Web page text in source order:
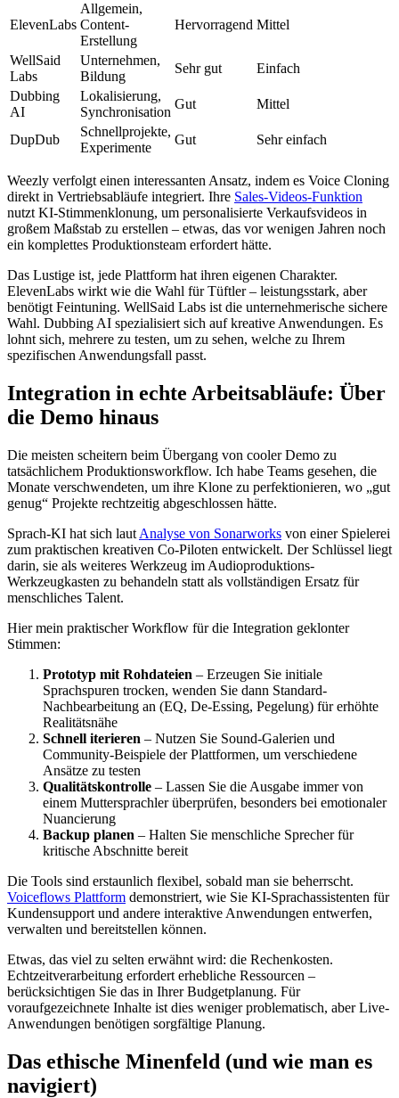
ElevenLabs
Allgemein,
Content-
Erstellung
Hervorragend Mittel
WellSaid
Labs
Unternehmen,
Bildung
Sehr gut
Einfach
Dubbing
AI
Lokalisierung,
Synchronisation
Gut Mittel
DupDub
Schnellprojekte,
Experimente
Gut Sehr einfach
Weezly verfolgt einen interessanten Ansatz, indem es Voice Cloning
direkt in Vertriebsabläufe integriert. Ihre Sales-Videos-Funktion
nutzt KI-Stimmenklonung, um personalisierte Verkaufsvideos in
großem Maßstab zu erstellen – etwas, das vor wenigen Jahren noch
ein komplettes Produktionsteam erfordert hätte.
Das Lustige ist, jede Plattform hat ihren eigenen Charakter.
ElevenLabs wirkt wie die Wahl für Tüftler – leistungsstark, aber
benötigt Feintuning. WellSaid Labs ist die unternehmerische sichere
Wahl. Dubbing AI spezialisiert sich auf kreative Anwendungen. Es
lohnt sich, mehrere zu testen, um zu sehen, welche zu Ihrem
spezifischen Anwendungsfall passt.
Integration in echte Arbeitsabläufe: Über
die Demo hinaus
Die meisten scheitern beim Übergang von cooler Demo zu
tatsächlichem Produktionsworkflow. Ich habe Teams gesehen, die
Monate verschwendeten, um ihre Klone zu perfektionieren, wo „gut
genug“ Projekte rechtzeitig abgeschlossen hätte.
Sprach-KI hat sich laut Analyse von Sonarworks von einer Spielerei
zum praktischen kreativen Co-Piloten entwickelt. Der Schlüssel liegt
darin, sie als weiteres Werkzeug im Audioproduktions-
Werkzeugkasten zu behandeln statt als vollständigen Ersatz für
menschliches Talent.
Hier mein praktischer Workflow für die Integration geklonter
Stimmen:
Prototyp mit Rohdateien – Erzeugen Sie initiale
Sprachspuren trocken, wenden Sie dann Standard-
Nachbearbeitung an (EQ, De-Essing, Pegelung) für erhöhte
Realitätsnähe
Schnell iterieren – Nutzen Sie Sound-Galerien und
Community-Beispiele der Plattformen, um verschiedene
Ansätze zu testen
Qualitätskontrolle – Lassen Sie die Ausgabe immer von
einem Muttersprachler überprüfen, besonders bei emotionaler
Nuancierung
Backup planen – Halten Sie menschliche Sprecher für
kritische Abschnitte bereit
Die Tools sind erstaunlich flexibel, sobald man sie beherrscht.
Voiceflows Plattform demonstriert, wie Sie KI-Sprachassistenten für
Kundensupport und andere interaktive Anwendungen entwerfen,
verwalten und bereitstellen können.
Etwas, das viel zu selten erwähnt wird: die Rechenkosten.
Echtzeitverarbeitung erfordert erhebliche Ressourcen –
berücksichtigen Sie das in Ihrer Budgetplanung. Für
voraufgezeichnete Inhalte ist dies weniger problematisch, aber Live-
Anwendungen benötigen sorgfältige Planung.
Das ethische Minenfeld (und wie man es
navigiert)